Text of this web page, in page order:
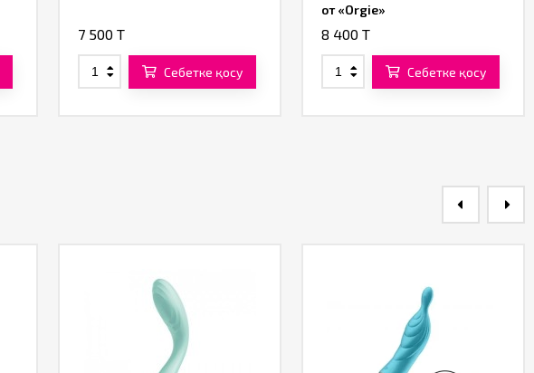
7 500 T
Себетке қосу
от «Orgie»
8 400 T
Себетке қосу